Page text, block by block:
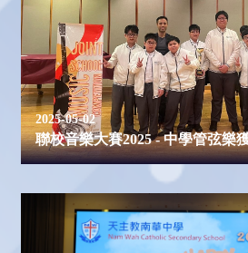
2025-05-02
聯校音樂大賽2025 - 中學管弦樂